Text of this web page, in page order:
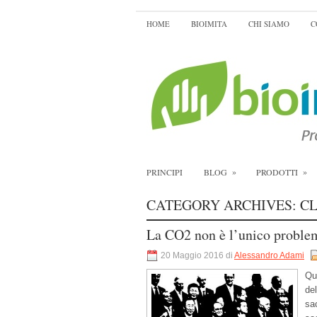
HOME BIOIMITA CHI SIAMO
PRINCIPI BLOG » PRODOTTI »
CATEGORY ARCHIVES:
La CO2 non è l’unico
20 Maggio 2016 di Alessandro Adami